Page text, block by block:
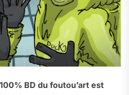
BD du foutou’art est